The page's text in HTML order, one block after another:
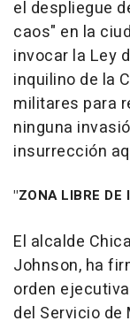
el despliegue
caos" en la
invocar la Ley
inquilino de la
militares para
ninguna
insurrección
"ZONA LIBRE DE
El alcalde
Johnson, ha
orden
del Servicio de